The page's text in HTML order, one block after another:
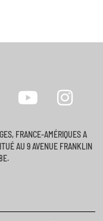
FRANCE-AMÉRIQUES A
AU 9 AVENUE FRANKLIN